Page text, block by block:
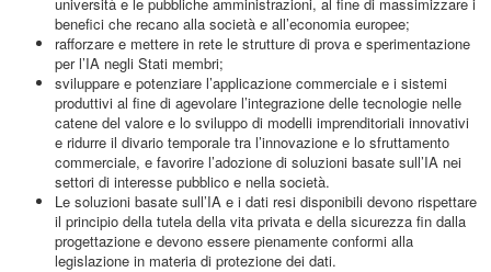
benefici che recano alla società e all’economia europee;
rafforzare e mettere in rete le strutture di prova e sperimentazione
per l’IA negli Stati membri;
sviluppare e potenziare l’applicazione commerciale e i sistemi
produttivi al fine di agevolare l’integrazione delle tecnologie nelle
catene del valore e lo sviluppo di modelli imprenditoriali innovativi
e ridurre il divario temporale tra l’innovazione e lo sfruttamento
commerciale, e favorire l’adozione di soluzioni basate sull’IA nei
settori di interesse pubblico e nella società.
Le soluzioni basate sull’IA e i dati resi disponibili devono rispettare
il principio della tutela della vita privata e della sicurezza fin dalla
progettazione e devono essere pienamente conformi alla
legislazione in materia di protezione dei dati.